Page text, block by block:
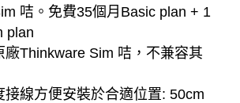
咭。免費35個月Basic plan + 1
plan
Thinkware Sim 咭，不兼容其
線方便安裝於合適位置: 50cm